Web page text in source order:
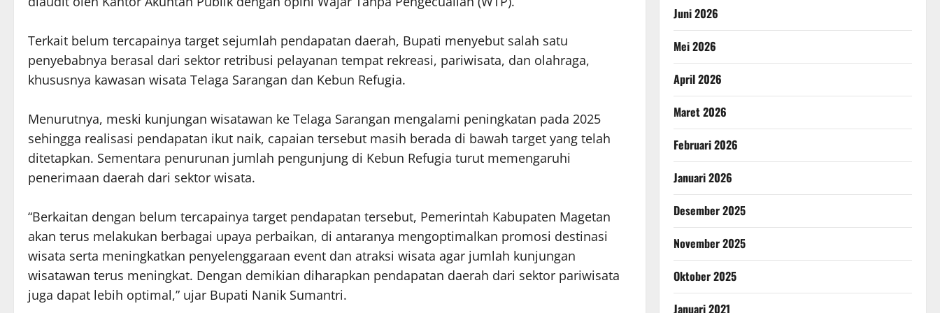
Terkait belum tercapainya target sejumlah pendapatan daerah, Bupati menyebut salah satu
penyebabnya berasal dari sektor retribusi pelayanan tempat rekreasi, pariwisata, dan olahraga,
khususnya kawasan wisata Telaga Sarangan dan Kebun Refugia.
Menurutnya, meski kunjungan wisatawan ke Telaga Sarangan mengalami peningkatan pada 2025
sehingga realisasi pendapatan ikut naik, capaian tersebut masih berada di bawah target yang telah
ditetapkan. Sementara penurunan jumlah pengunjung di Kebun Refugia turut memengaruhi
penerimaan daerah dari sektor wisata.
“Berkaitan dengan belum tercapainya target pendapatan tersebut, Pemerintah Kabupaten Magetan
akan terus melakukan berbagai upaya perbaikan, di antaranya mengoptimalkan promosi destinasi
wisata serta meningkatkan penyelenggaraan event dan atraksi wisata agar jumlah kunjungan
wisatawan terus meningkat. Dengan demikian diharapkan pendapatan daerah dari sektor pariwisata
juga dapat lebih optimal,” ujar Bupati Nanik Sumantri.
Juni 2026
Mei 2026
April 2026
Maret 2026
Februari 2026
Januari 2026
Desember 2025
November 2025
Oktober 2025
Januari 2021